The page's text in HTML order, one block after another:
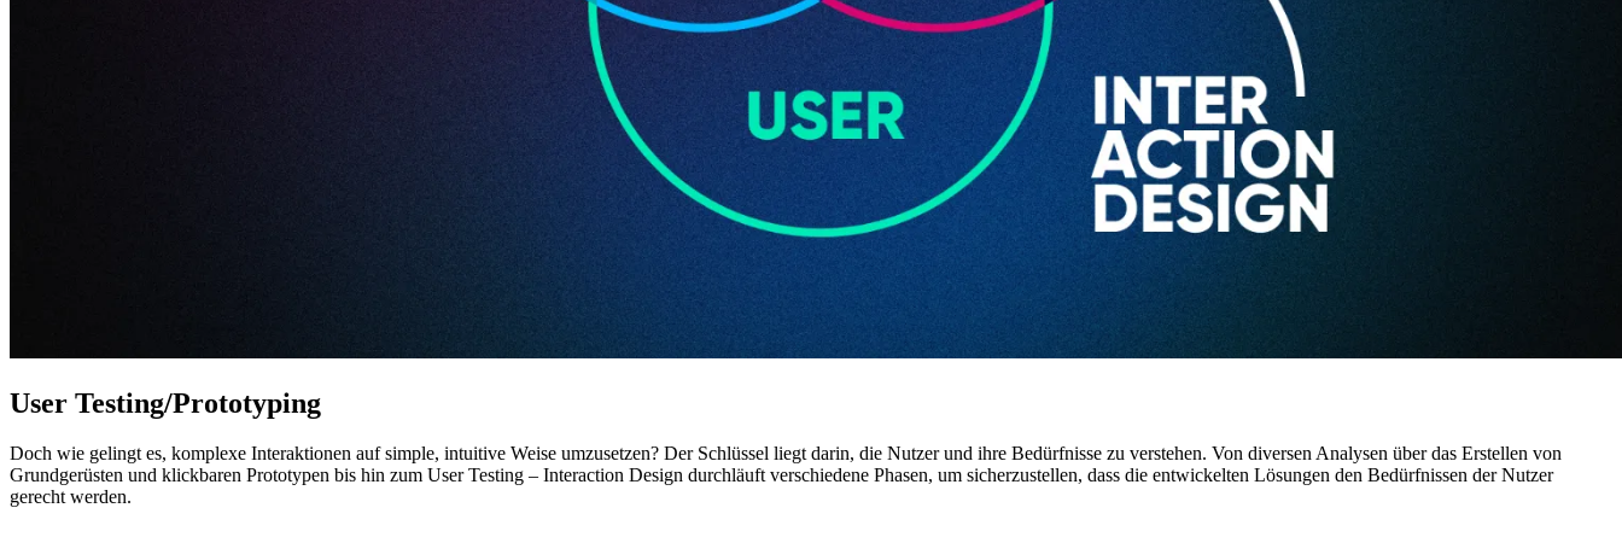
User Testing/Prototyping
Doch wie gelingt es, komplexe Interaktionen auf simple, intuitive Weise umzusetzen? Der Schlüssel liegt darin, die Nutzer und ihre Bedürfnisse zu verstehen. Von diversen Analysen über das Erstellen von
Grundgerüsten und klickbaren Prototypen bis hin zum User Testing – Interaction Design durchläuft verschiedene Phasen, um sicherzustellen, dass die entwickelten Lösungen den Bedürfnissen der Nutzer
gerecht werden.